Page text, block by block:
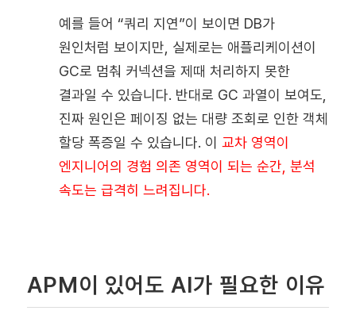
예를 들어 “쿼리 지연”이 보이면 DB가
원인처럼 보이지만, 실제로는 애플리케이션이
GC로 멈춰 커넥션을 제때 처리하지 못한
결과일 수 있습니다. 반대로 GC 과열이 보여도,
진짜 원인은 페이징 없는 대량 조회로 인한 객체
할당 폭증일 수 있습니다. 이 교차 영역이
엔지니어의 경험 의존 영역이 되는 순간, 분석
속도는 급격히 느려집니다.
APM이 있어도 AI가 필요한 이유